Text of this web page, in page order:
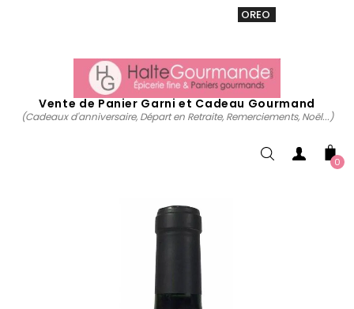
OREO
Vente de Panier Garni et Cadeau Gourmand
(Cadeaux d'anniversaire, Départ en Retraite, Remerciements, Noël...)
0